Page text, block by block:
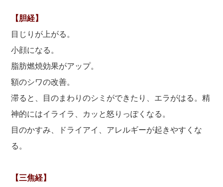
【胆経】
目じりが上がる。
小顔になる。
脂肪燃焼効果がアップ。
額のシワの改善。
滞ると、目のまわりのシミができたり、エラがはる。精
神的にはイライラ、カッと怒りっぽくなる。
目のかすみ、ドライアイ、アレルギーが起きやすくな
る。
【三焦経】